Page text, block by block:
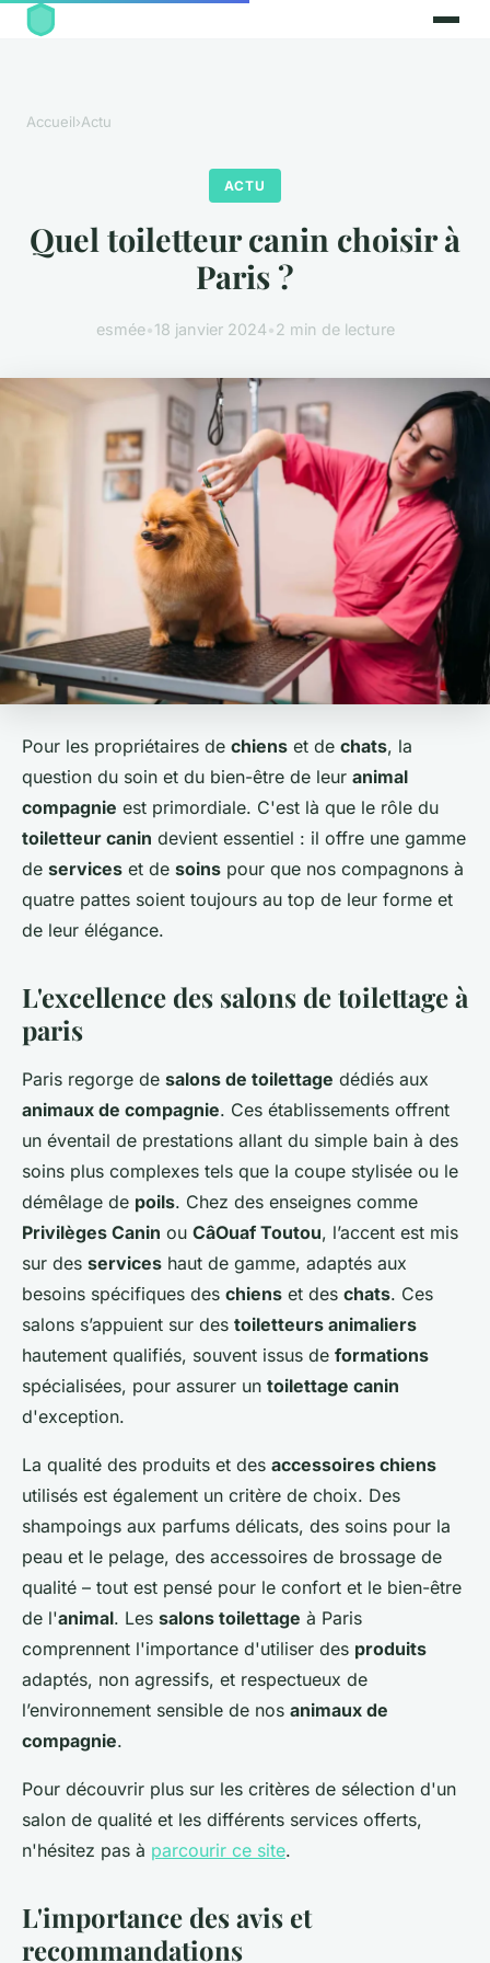
Accueil›Actu
ACTU
Quel toiletteur canin choisir à
Paris ?
esmée•18 janvier 2024•2 min de lecture
Pour les propriétaires de chiens et de chats, la
question du soin et du bien-être de leur animal
compagnie est primordiale. C'est là que le rôle du
toiletteur canin devient essentiel : il offre une gamme
de services et de soins pour que nos compagnons à
quatre pattes soient toujours au top de leur forme et
de leur élégance.
L'excellence des salons de toilettage à
paris
Paris regorge de salons de toilettage dédiés aux
animaux de compagnie. Ces établissements offrent
un éventail de prestations allant du simple bain à des
soins plus complexes tels que la coupe stylisée ou le
démêlage de poils. Chez des enseignes comme
Privilèges Canin ou CâOuaf Toutou, l’accent est mis
sur des services haut de gamme, adaptés aux
besoins spécifiques des chiens et des chats. Ces
salons s’appuient sur des toiletteurs animaliers
hautement qualifiés, souvent issus de formations
spécialisées, pour assurer un toilettage canin
d'exception.
La qualité des produits et des accessoires chiens
utilisés est également un critère de choix. Des
shampoings aux parfums délicats, des soins pour la
peau et le pelage, des accessoires de brossage de
qualité – tout est pensé pour le confort et le bien-être
de l'animal. Les salons toilettage à Paris
comprennent l'importance d'utiliser des produits
adaptés, non agressifs, et respectueux de
l’environnement sensible de nos animaux de
compagnie.
Pour découvrir plus sur les critères de sélection d'un
salon de qualité et les différents services offerts,
n'hésitez pas à parcourir ce site.
L'importance des avis et
recommandations